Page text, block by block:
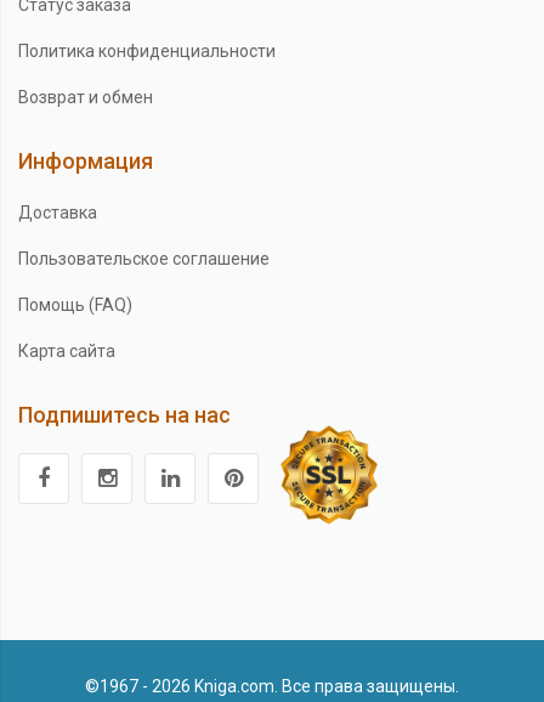
Статус заказа
Политика конфиденциальности
Возврат и обмен
Информация
Доставка
Пользовательское соглашение
Помощь (FAQ)
Карта сайта
Подпишитесь на нас
©1967 - 2026 Kniga.com. Все права защищены.